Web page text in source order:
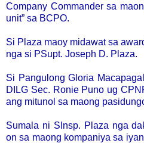
Company Commander sa
unit” sa BCPO.
Si Plaza maoy midawat sa
nga si PSupt. Joseph D. Plaza.
Si Pangulong Gloria
DILG Sec. Ronie Puno ug
ang mitunol sa maong
Sumala ni SInsp. Plaza nga
on sa maong kompaniya sa